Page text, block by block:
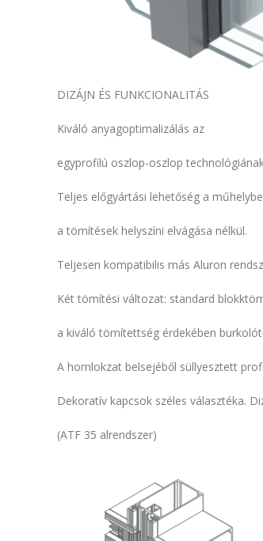
DIZÁJN ÉS FUNKCIONALITÁS
Kiváló anyagoptimalizálás az
egyprofilú oszlop-oszlop
Teljes előgyártási lehetőség a
a tömítések helyszíni elvágása nélkül.
Teljesen kompatibilis más Aluron
Két tömítési változat: standard
a kiváló tömítettség érdekében
A homlokzat belsejéből süllyesztett
Dekoratív kapcsok széles választéka.
(ATF 35 alrendszer)